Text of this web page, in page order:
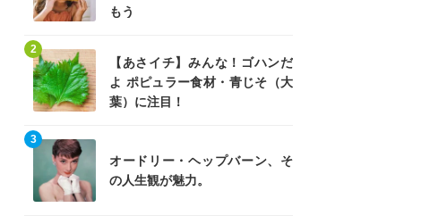
もう
【あさイチ】みんな！ゴハンだ
よ ポピュラー食材・青じそ（大
葉）に注目！
2
オードリー・ヘップバーン、そ
の人生観が魅力。
3